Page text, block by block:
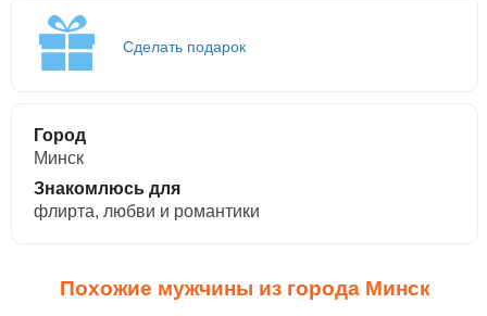
Сделать подарок
Город
Минск
Знакомлюсь для
флирта, любви и романтики
Похожие мужчины из города Минск